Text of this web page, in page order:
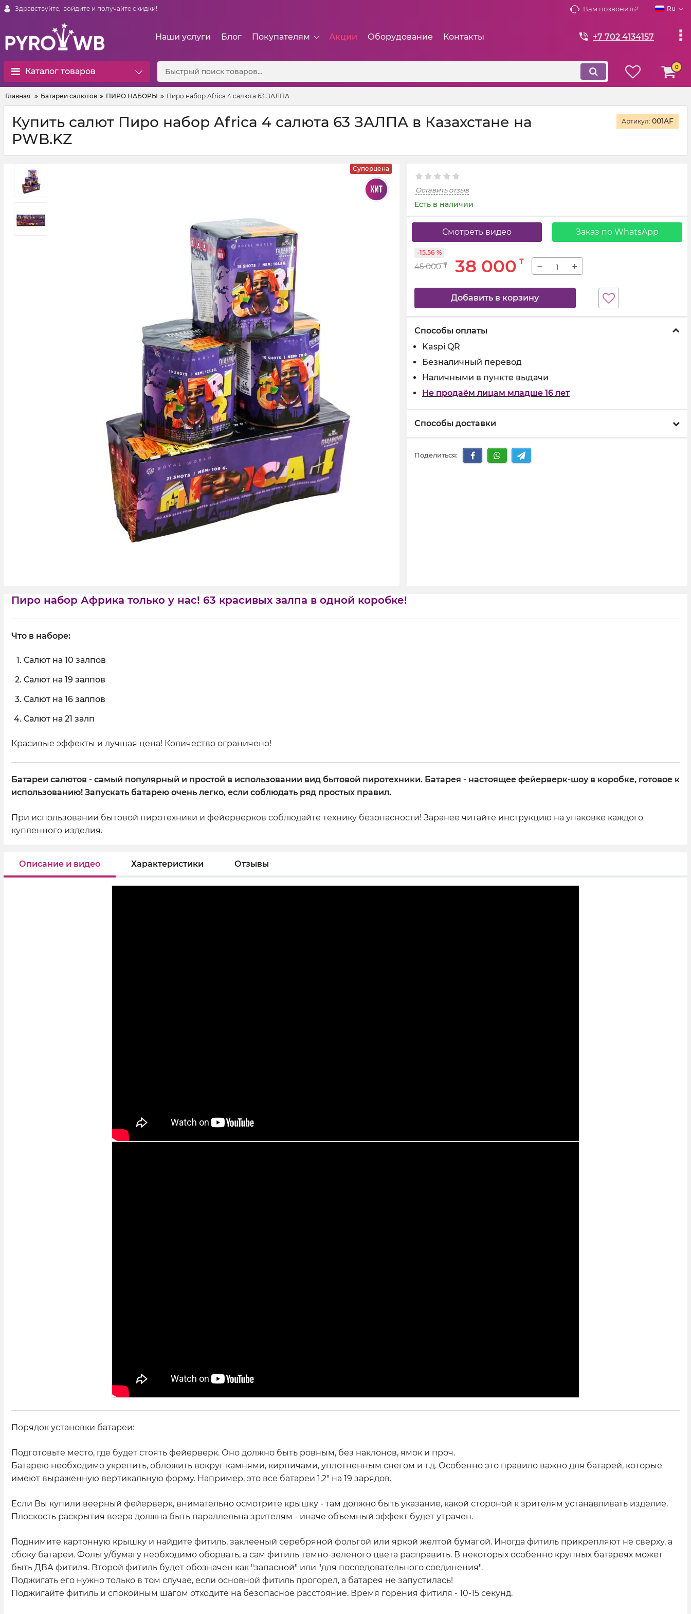
Здравствуйте, войдите и получайте скидки! Вам позвонить? Ru
Наши услуги Блог Покупателям Акции Оборудование Контакты +7 702 4134157
Каталог товаров 0
Главная Батареи салютов ПИРО НАБОРЫ Пиро набор Africa 4 салюта 63 ЗАЛПА
Купить салют Пиро набор Africa 4 салюта 63 ЗАЛПА в Казахстане на
PWB.KZ
Артикул: 001AF
Суперцена
Оставить отзыв
Есть в наличии
Смотреть видео Заказ по WhatsApp
45 000 ₸ 38 000 ₸
-15.56 %
− +
Добавить в корзину
Способы оплаты
Kaspi QR
Безналичный перевод
Наличными в пункте выдачи
Не продаём лицам младше 16 лет
Способы доставки
Поделиться:
Пиро набор Африка только у нас! 63 красивых залпа в одной коробке!
Что в наборе:
Салют на 10 залпов
Салют на 19 залпов
Салют на 16 залпов
Салют на 21 залп
Красивые эффекты и лучшая цена! Количество ограничено!
Батареи салютов - самый популярный и простой в использовании вид бытовой пиротехники. Батарея - настоящее фейерверк-шоу в коробке, готовое к
использованию! Запускать батарею очень легко, если соблюдать ряд простых правил.
При использовании бытовой пиротехники и фейерверков соблюдайте технику безопасности! Заранее читайте инструкцию на упаковке каждого
купленного изделия.
Описание и видео Характеристики Отзывы
Порядок установки батареи:
Подготовьте место, где будет стоять фейерверк. Оно должно быть ровным, без наклонов, ямок и проч.
Батарею необходимо укрепить, обложить вокруг камнями, кирпичами, уплотненным снегом и т.д. Особенно это правило важно для батарей, которые
имеют выраженную вертикальную форму. Например, это все батареи 1,2" на 19 зарядов.
Если Вы купили веерный фейерверк, внимательно осмотрите крышку - там должно быть указание, какой стороной к зрителям устанавливать изделие.
Плоскость раскрытия веера должна быть параллельна зрителям - иначе объемный эффект будет утрачен.
Поднимите картонную крышку и найдите фитиль, заклееный серебряной фольгой или яркой желтой бумагой. Иногда фитиль прикрепляют не сверху, а
сбоку батареи. Фольгу/бумагу необходимо оборвать, а сам фитиль темно-зеленого цвета расправить. В некоторых особенно крупных батареях может
быть ДВА фитиля. Второй фитиль будет обозначен как "запасной" или "для последовательного соединения".
Поджигать его нужно только в том случае, если основной фитиль прогорел, а батарея не запустилась!
Поджигайте фитиль и спокойным шагом отходите на безопасное расстояние. Время горения фитиля - 10-15 секунд.